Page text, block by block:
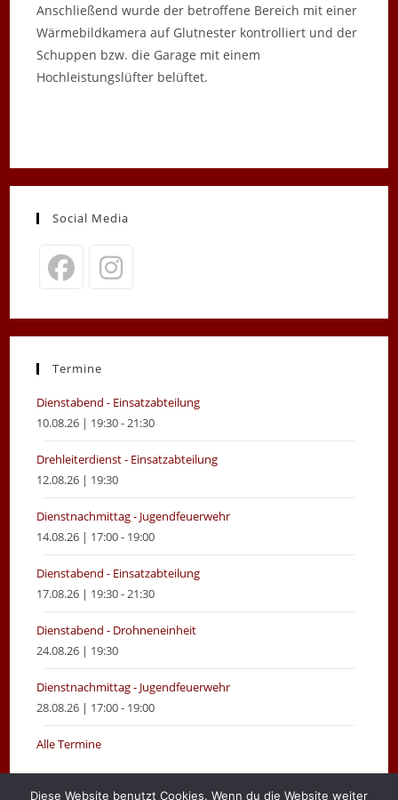
Anschließend wurde der betroffene Bereich mit einer
Wärmebildkamera auf Glutnester kontrolliert und der
Schuppen bzw. die Garage mit einem
Hochleistungslüfter belüftet.
Social Media
in
new
in
new
Termine
Dienstabend - Einsatzabteilung
10.08.26 | 19:30 - 21:30
Drehleiterdienst - Einsatzabteilung
12.08.26 | 19:30
Dienstnachmittag - Jugendfeuerwehr
14.08.26 | 17:00 - 19:00
Dienstabend - Einsatzabteilung
17.08.26 | 19:30 - 21:30
Dienstabend - Drohneneinheit
24.08.26 | 19:30
Dienstnachmittag - Jugendfeuerwehr
28.08.26 | 17:00 - 19:00
Alle Termine
Diese Website benutzt Cookies. Wenn du die Website weiter